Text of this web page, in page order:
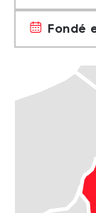
Fondé